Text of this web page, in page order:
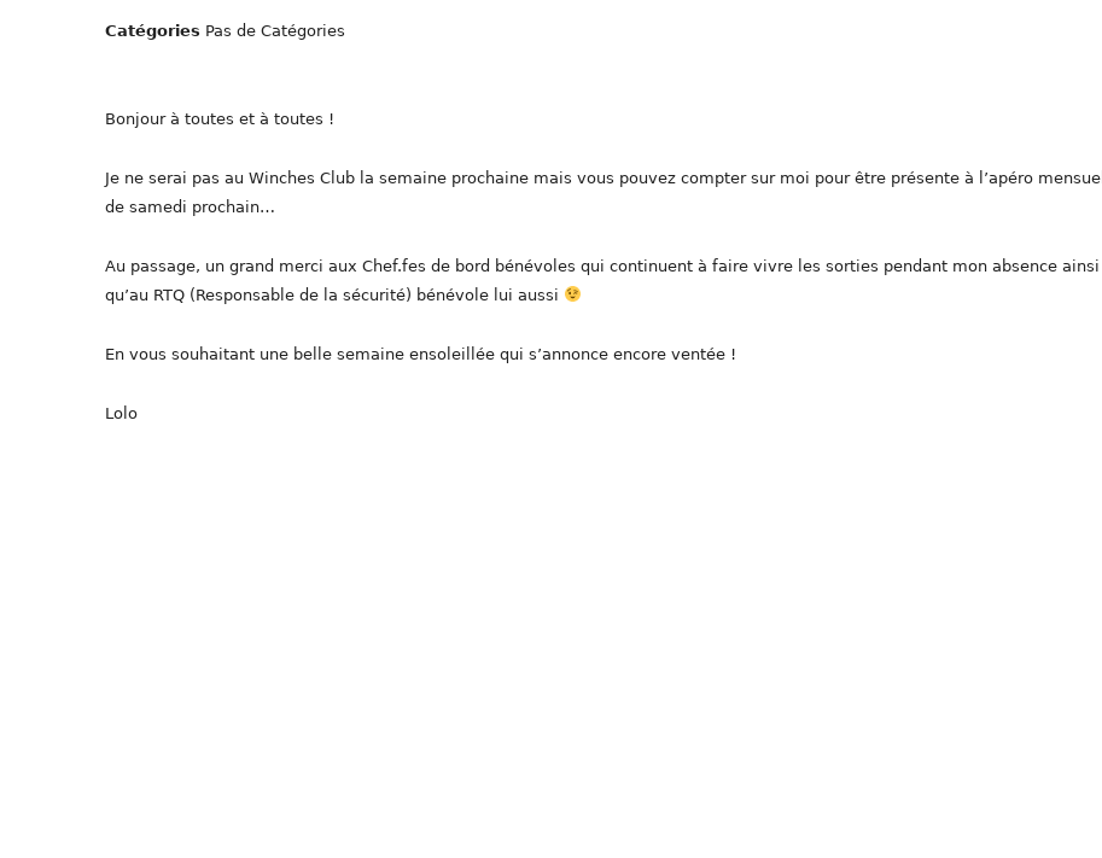
Catégories Pas de Catégories
Bonjour à toutes et à toutes !
Je ne serai pas au Winches Club la semaine prochaine mais vous pouvez compter sur moi pour être présente à l’apéro mensuel
de samedi prochain…
Au passage, un grand merci aux Chef.fes de bord bénévoles qui continuent à faire vivre les sorties pendant mon absence ainsi
qu’au RTQ (Responsable de la sécurité) bénévole lui aussi
En vous souhaitant une belle semaine ensoleillée qui s’annonce encore ventée !
Lolo